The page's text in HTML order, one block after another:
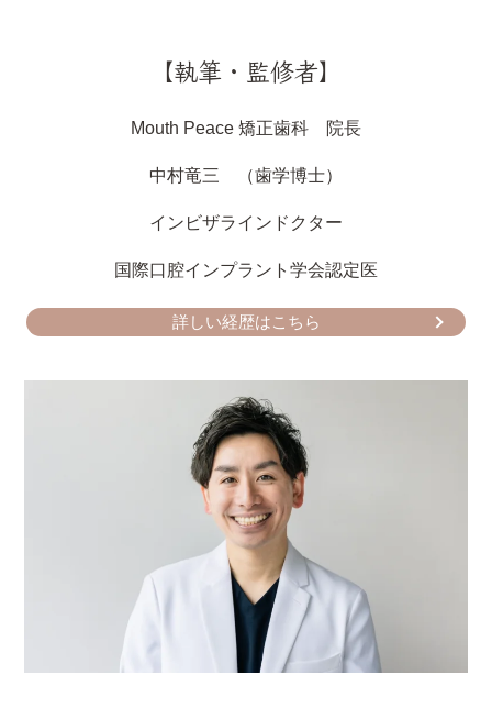
【執筆・監修者】
Mouth Peace 矯正歯科 院長
中村竜三 （歯学博士）
インビザラインドクター
国際口腔インプラント学会認定医
詳しい経歴はこちら